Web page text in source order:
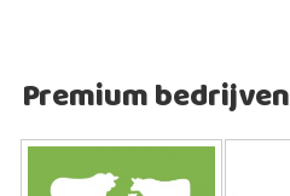
Premium bedrijven